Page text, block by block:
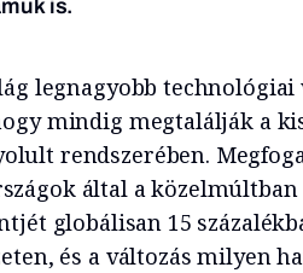
is.
legnagyobb
mindig megtalálják a
rendszerében.
által a
globálisan 15
és a változás milyen